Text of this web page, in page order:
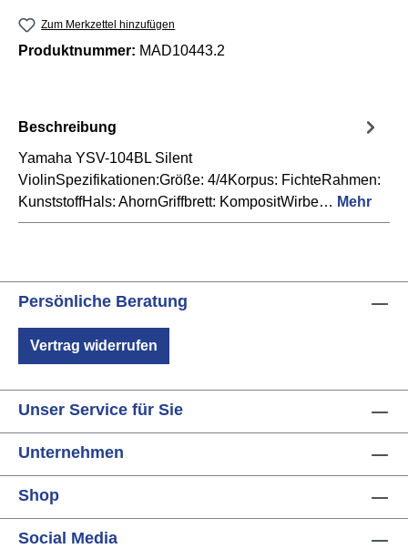
Zum Merkzettel hinzufügen
Produktnummer: MAD10443.2
Beschreibung
Yamaha YSV-104BL Silent
ViolinSpezifikationen:Größe: 4/4Korpus: FichteRahmen:
KunststoffHals: AhornGriffbrett: KompositWirbe… Mehr
Persönliche Beratung
Vertrag widerrufen
Unser Service für Sie
Unternehmen
Shop
Social Media